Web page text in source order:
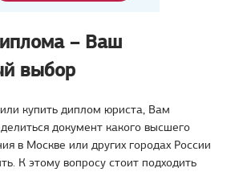
– Ваш
выбор
купить диплом юриста, Вам
документ какого высшего
в Москве или других городах России
К этому вопросу стоит подходить